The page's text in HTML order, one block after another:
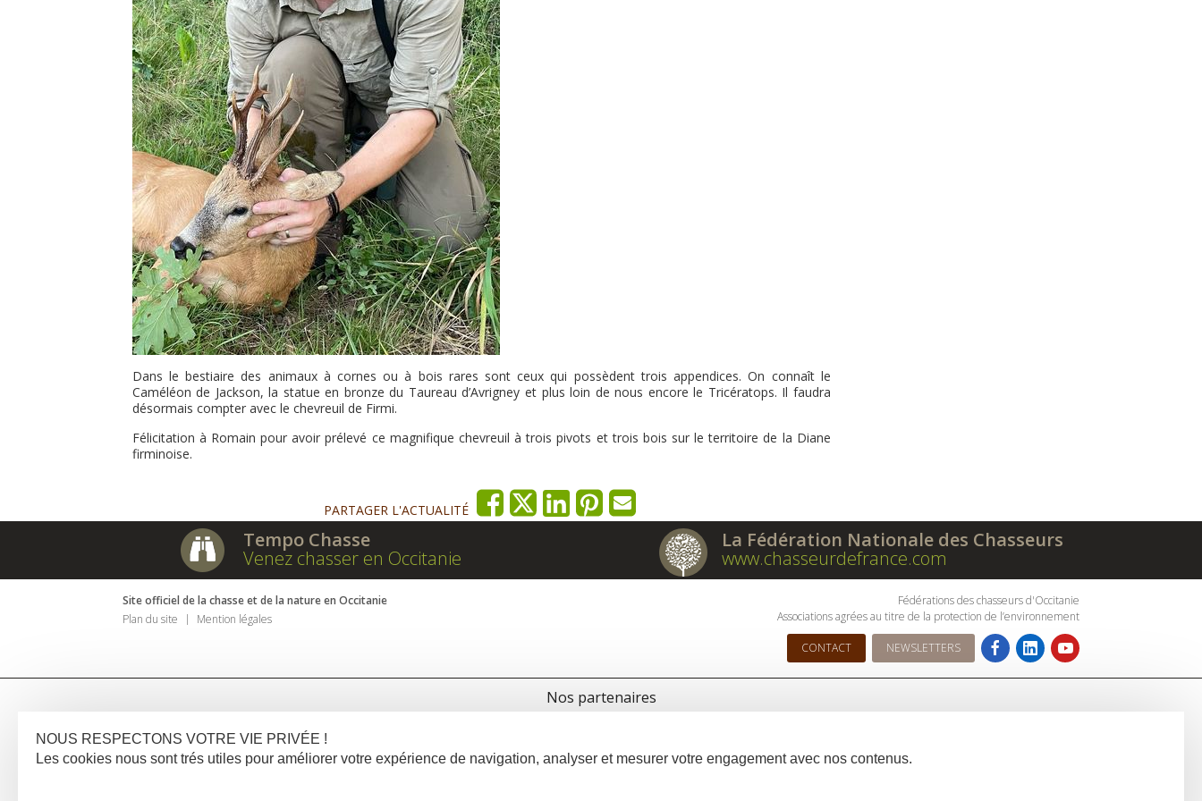
Dans le bestiaire des animaux à cornes ou à bois rares sont ceux qui possèdent trois appendices. On connaît le
Caméléon de Jackson, la statue en bronze du Taureau d’Avrigney et plus loin de nous encore le Tricératops. Il faudra
désormais compter avec le chevreuil de Firmi.
Félicitation à Romain pour avoir prélevé ce magnifique chevreuil à trois pivots et trois bois sur le territoire de la Diane
firminoise.
PARTAGER L'ACTUALITÉ
Tempo Chasse
Venez chasser en Occitanie
La Fédération Nationale des Chasseurs
www.chasseurdefrance.com
Site officiel de la chasse et de la nature en Occitanie
Plan du site
Mention légales
Fédérations des chasseurs d'Occitanie
Associations agrées au titre de la protection de l’environnement
CONTACT NEWSLETTERS
Nos partenaires
NOUS RESPECTONS VOTRE VIE PRIVÉE !
Les cookies nous sont trés utiles pour améliorer votre expérience de navigation, analyser et mesurer votre engagement avec nos contenus.